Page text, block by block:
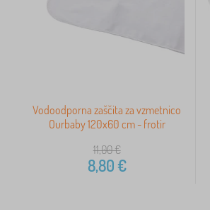
Vodoodporna zaščita za vzmetnico
Ourbaby 120x60 cm - frotir
11,00€
8,80€